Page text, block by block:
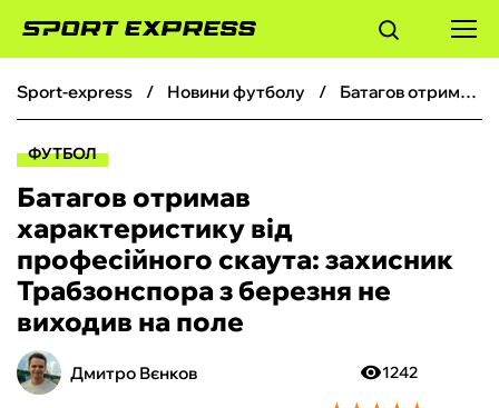
ФУТБОЛ
БОКС
ХОКЕЙ
ТЕНІС
sport-express новини футболу Батагов отримав характеристику від професійного скаута: захисник Трабзонспора з березня не виходив на поле
ФУТБОЛ
Батагов отримав
характеристику від
професійного скаута: захисник
Трабзонспора з березня не
виходив на поле
Дмитро Вєнков 1242